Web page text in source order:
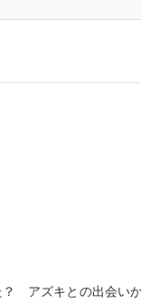
アズキとの出会い